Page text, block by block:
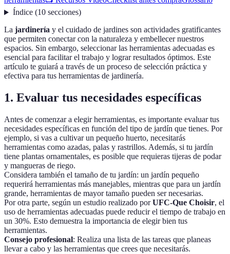
Índice(10 secciones)
La jardinería y el cuidado de jardines son actividades gratificantes
que permiten conectar con la naturaleza y embellecer nuestros
espacios. Sin embargo, seleccionar las herramientas adecuadas es
esencial para facilitar el trabajo y lograr resultados óptimos. Este
artículo te guiará a través de un proceso de selección práctica y
efectiva para tus herramientas de jardinería.
1. Evaluar tus necesidades específicas
Antes de comenzar a elegir herramientas, es importante evaluar tus
necesidades específicas en función del tipo de jardín que tienes. Por
ejemplo, si vas a cultivar un pequeño huerto, necesitarás
herramientas como azadas, palas y rastrillos. Además, si tu jardín
tiene plantas ornamentales, es posible que requieras tijeras de podar
y mangueras de riego.
Considera también el tamaño de tu jardín: un jardín pequeño
requerirá herramientas más manejables, mientras que para un jardín
grande, herramientas de mayor tamaño pueden ser necesarias.
Por otra parte, según un estudio realizado porUFC-Que Choisir, el
uso de herramientas adecuadas puede reducir el tiempo de trabajo en
un 30%. Esto demuestra la importancia de elegir bien tus
herramientas.
Consejo profesional: Realiza una lista de las tareas que planeas
llevar a cabo y las herramientas que crees que necesitarás.